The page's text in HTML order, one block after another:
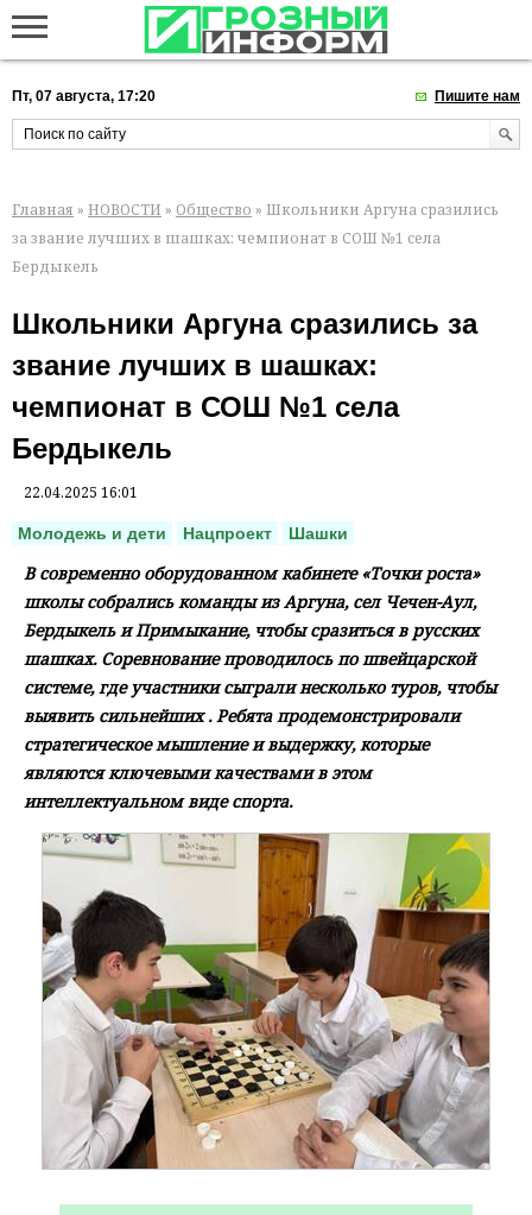
Пт, 07 августа, 17:20 Пишите нам
Главная » НОВОСТИ » Общество » Школьники Аргуна сразились
за звание лучших в шашках: чемпионат в СОШ №1 села
Бердыкель
Школьники Аргуна сразились за
звание лучших в шашках:
чемпионат в СОШ №1 села
Бердыкель
22.04.2025 16:01
Молодежь и дети Нацпроект Шашки
В современно оборудованном кабинете «Точки роста»
школы собрались команды из Аргуна, сел Чечен-Аул,
Бердыкель и Примыкание, чтобы сразиться в русских
шашках. Соревнование проводилось по швейцарской
системе, где участники сыграли несколько туров, чтобы
выявить сильнейших . Ребята продемонстрировали
стратегическое мышление и выдержку, которые
являются ключевыми качествами в этом
интеллектуальном виде спорта.